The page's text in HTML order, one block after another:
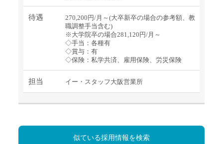
待遇
270,200円/月～(大卒新卒の場合の参考額、教
職調整手当含む)
※大学院卒の場合281,120円/月～
◇手当：各種有
◇賞与：有
◇保険：私学共済、雇用保険、労災保険
担当 イー・スタッフ大阪営業所
似ている採用情報を検索